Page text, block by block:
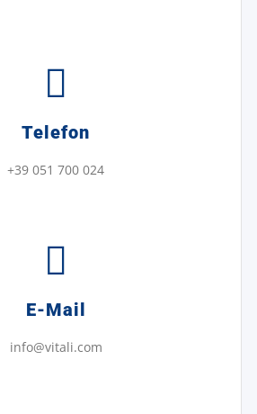
Telefon
+39 051 700 024
E-Mail
info@vitali.com